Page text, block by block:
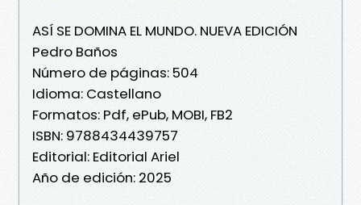
ASÍ SE DOMINA EL MUNDO. NUEVA EDICIÓN
Pedro Baños
Número de páginas: 504
Idioma: Castellano
Formatos: Pdf, ePub, MOBI, FB2
ISBN: 9788434439757
Editorial: Editorial Ariel
Año de edición: 2025